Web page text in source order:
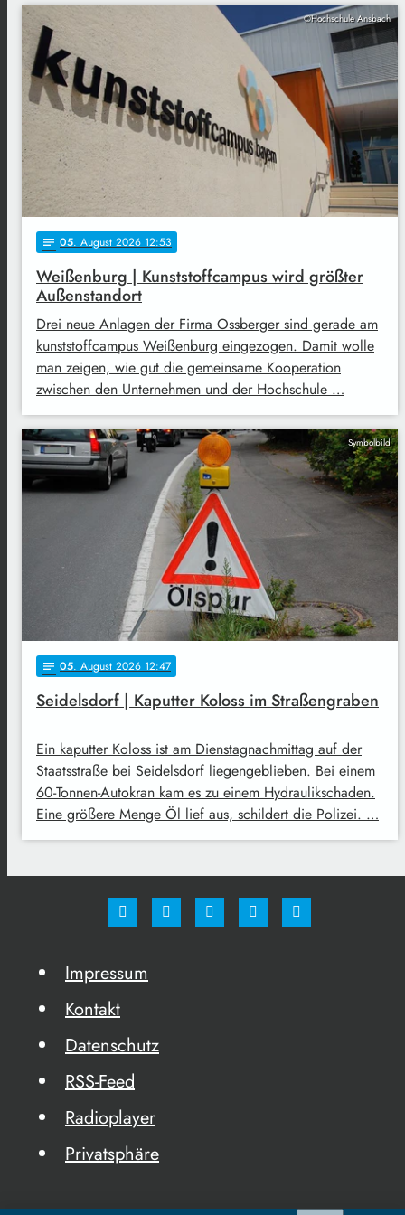
©Hochschule Ansbach
notes 05. August 2026 12:53
Weißenburg | Kunststoffcampus wird größter
Außenstandort
Drei neue Anlagen der Firma Ossberger sind gerade am
kunststoffcampus Weißenburg eingezogen. Damit wolle
man zeigen, wie gut die gemeinsame Kooperation
zwischen den Unternehmen und der Hochschule …
Symbolbild
notes 05. August 2026 12:47
Seidelsdorf | Kaputter Koloss im Straßengraben
Ein kaputter Koloss ist am Dienstagnachmittag auf der
Staatsstraße bei Seidelsdorf liegengeblieben. Bei einem
60-Tonnen-Autokran kam es zu einem Hydraulikschaden.
Eine größere Menge Öl lief aus, schildert die Polizei. …
Impressum
Kontakt
Datenschutz
RSS-Feed
Radioplayer
Privatsphäre